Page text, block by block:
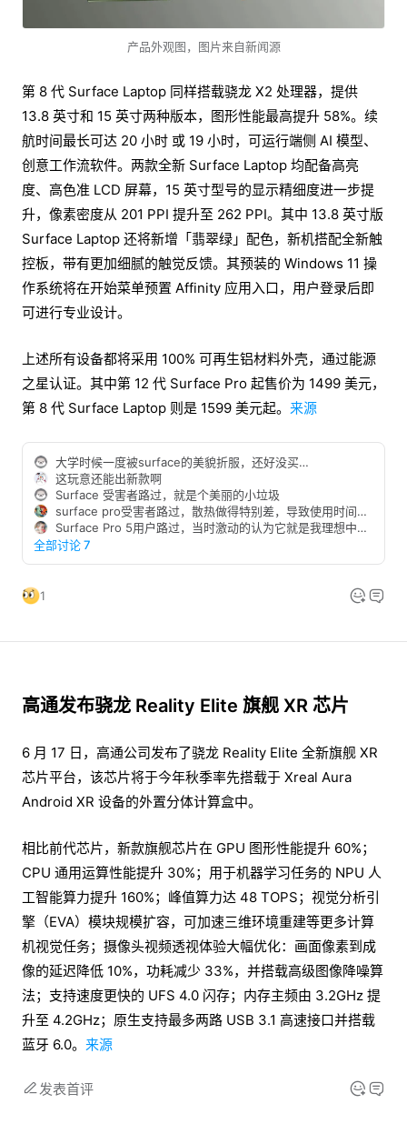
产品外观图，图片来自新闻源
第 8 代 Surface Laptop 同样搭载骁龙 X2 处理器，提供
13.8 英寸和 15 英寸两种版本，图形性能最高提升 58%。续
航时间最长可达 20 小时 或 19 小时，可运行端侧 AI 模型、
创意工作流软件。两款全新 Surface Laptop 均配备高亮
度、高色准 LCD 屏幕，15 英寸型号的显示精细度进一步提
升，像素密度从 201 PPI 提升至 262 PPI。其中 13.8 英寸版
Surface Laptop 还将新增「翡翠绿」配色，新机搭配全新触
控板，带有更加细腻的触觉反馈。其预装的 Windows 11 操
作系统将在开始菜单预置 Affinity 应用入口，用户登录后即
可进行专业设计。
上述所有设备都将采用 100% 可再生铝材料外壳，通过能源
之星认证。其中第 12 代 Surface Pro 起售价为 1499 美元，
第 8 代 Surface Laptop 则是 1599 美元起。 来源
大学时候一度被surface的美貌折服，还好没买…
这玩意还能出新款啊
Surface 受害者路过，就是个美丽的小垃圾
surface pro受害者路过，散热做得特别差，导致使用时间不到1年屏幕就出现两处亮点，维修师傅说一般3-4年的机器才可能出现这种烧坏的情况
Surface Pro 5用户路过，当时激动的认为它就是我理想中的电脑形态，但是总是有一些但是……不知道现在的Surface Pro 怎么样了，但说实话我已经没那个心情尝试它了😑
全部讨论 7
1
高通发布骁龙 Reality Elite 旗舰 XR 芯片
6 月 17 日，高通公司发布了骁龙 Reality Elite 全新旗舰 XR
芯片平台，该芯片将于今年秋季率先搭载于 Xreal Aura
Android XR 设备的外置分体计算盒中。
相比前代芯片，新款旗舰芯片在 GPU 图形性能提升 60%；
CPU 通用运算性能提升 30%；用于机器学习任务的 NPU 人
工智能算力提升 160%；峰值算力达 48 TOPS；视觉分析引
擎（EVA）模块规模扩容，可加速三维环境重建等更多计算
机视觉任务；摄像头视频透视体验大幅优化：画面像素到成
像的延迟降低 10%，功耗减少 33%，并搭载高级图像降噪算
法；支持速度更快的 UFS 4.0 闪存；内存主频由 3.2GHz 提
升至 4.2GHz；原生支持最多两路 USB 3.1 高速接口并搭载
蓝牙 6.0。 来源
发表首评